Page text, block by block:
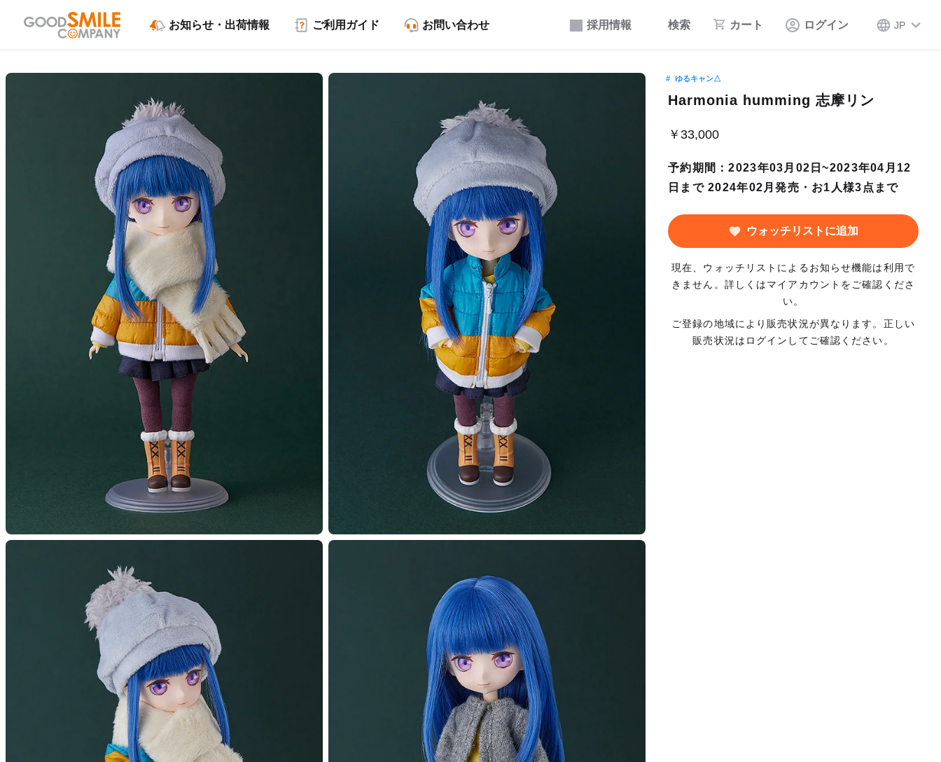
採用情報 検索 カート ログイン JP
お知らせ・出荷情報 ご利用ガイド お問い合わせ
ゆるキャン△
Harmonia humming 志摩リン
￥33,000
予約期間：2023年03月02日~2023年04月12
日まで 2024年02月発売・お1人様3点まで
ウォッチリストに追加
現在、ウォッチリストによるお知らせ機能は利用で
きません。詳しくはマイアカウントをご確認くださ
い。
ご登録の地域により販売状況が異なります。正しい
販売状況はログインしてご確認ください。